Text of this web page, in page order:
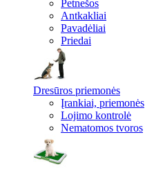
Petnešos
Antkakliai
Pavadėliai
Priedai
Dresūros priemonės
Įrankiai, priemonės
Lojimo kontrolė
Nematomos tvoros